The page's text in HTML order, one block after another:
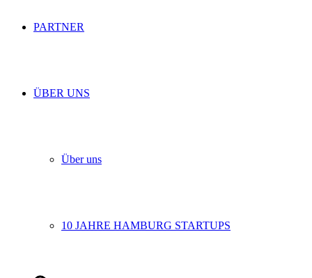
PARTNER
ÜBER UNS
Über uns
10 JAHRE HAMBURG STARTUPS